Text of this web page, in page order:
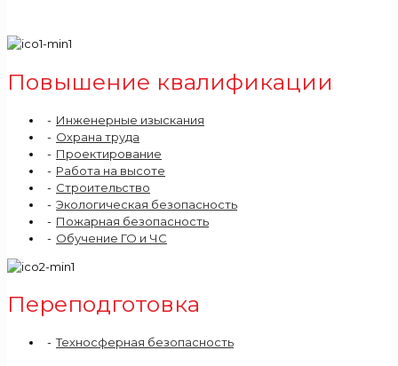
Повышение квалификации
Инженерные изыскания
Охрана труда
Проектирование
Работа на высоте
Строительство
Экологическая безопасность
Пожарная безопасность
Обучение ГО и ЧС
Переподготовка
Техносферная безопасность